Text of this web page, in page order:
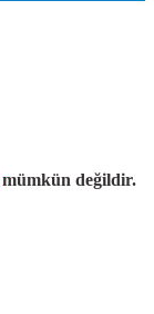
mümkün değildir.